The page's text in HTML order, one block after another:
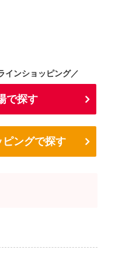
インショッピング／
で探す
ングで探す